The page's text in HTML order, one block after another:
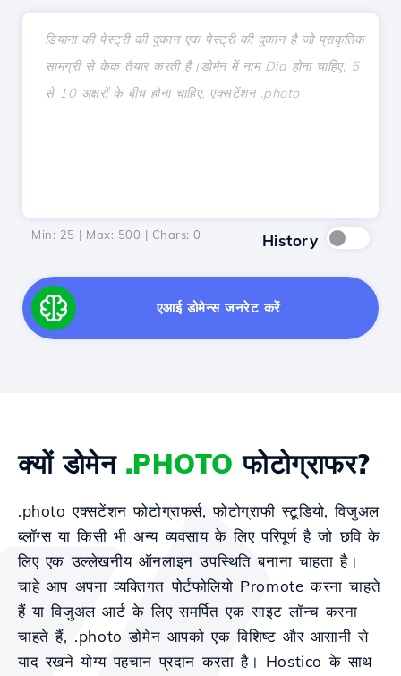
Min: 25 | Max: 500 | Chars: 0 History
एआई डोमेन्स जनरेट करें
क्यों डोमेन .PHOTO फोटोग्राफर?
.photo एक्सटेंशन फोटोग्राफर्स, फोटोग्राफी स्टूडियो, विजुअल
ब्लॉग्स या किसी भी अन्य व्यवसाय के लिए परिपूर्ण है जो छवि के
लिए एक उल्लेखनीय ऑनलाइन उपस्थिति बनाना चाहता है।
चाहे आप अपना व्यक्तिगत पोर्टफोलियो Promote करना चाहते
हैं या विजुअल आर्ट के लिए समर्पित एक साइट लॉन्च करना
चाहते हैं, .photo डोमेन आपको एक विशिष्ट और आसानी से
याद रखने योग्य पहचान प्रदान करता है। Hostico के साथ